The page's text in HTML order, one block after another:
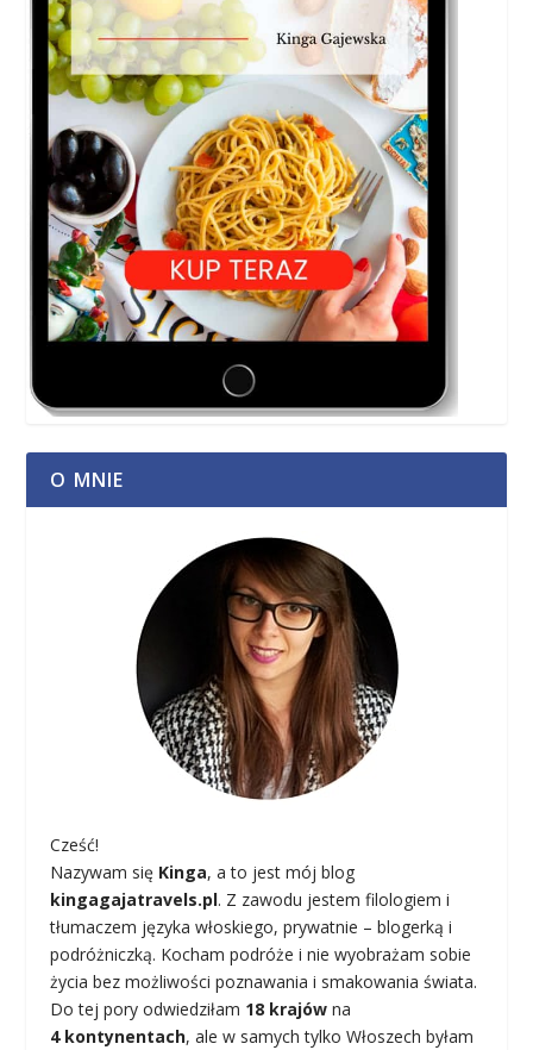
O MNIE
Cześć!
Nazywam się Kinga, a to jest mój blog
kingagajatravels.pl. Z zawodu jestem filologiem i
tłumaczem języka włoskiego, prywatnie – blogerką i
podróżniczką. Kocham podróże i nie wyobrażam sobie
życia bez możliwości poznawania i smakowania świata.
Do tej pory odwiedziłam 18 krajów na
4 kontynentach, ale w samych tylko Włoszech byłam